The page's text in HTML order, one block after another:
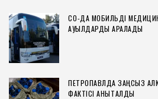
СҚО-ДА МОБИЛЬДІ
АУЫЛДАРДЫ АРАЛАДЫ
ПЕТРОПАВЛДА ЗАҢСЫЗ
ФАКТІСІ АНЫҚТАЛДЫ